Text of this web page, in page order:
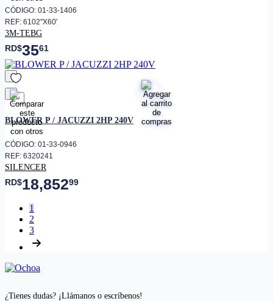
CÓDIGO: 01-33-1406
REF: 6102"X60'
3M-TEBG
RD$3561
favorito
BLOWER P / JACUZZI 2HP 240V
CÓDIGO: 01-33-0946
REF: 6320241
SILENCER
RD$18,85299
1
2
3
¿Tienes dudas? ¡Llámanos o escríbenos!